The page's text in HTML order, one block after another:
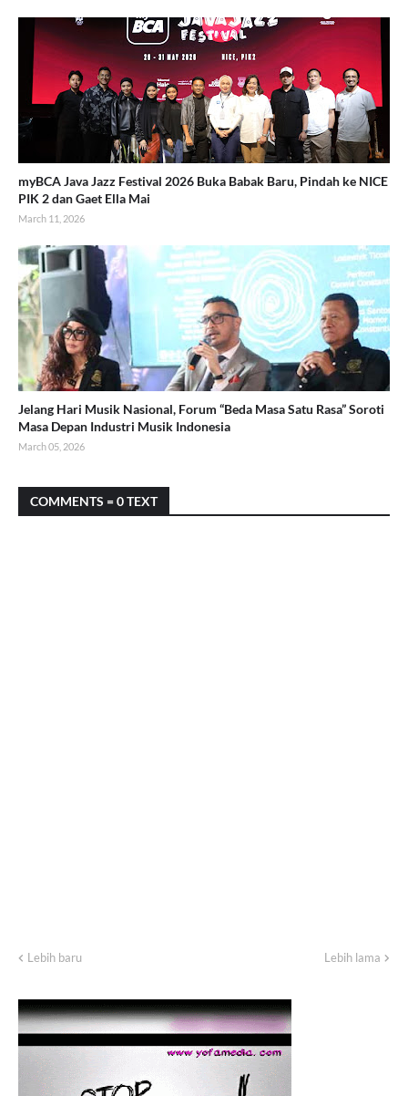
myBCA Java Jazz Festival 2026 Buka Babak Baru, Pindah ke NICE
PIK 2 dan Gaet Ella Mai
March 11, 2026
Jelang Hari Musik Nasional, Forum “Beda Masa Satu Rasa” Soroti
Masa Depan Industri Musik Indonesia
March 05, 2026
COMMENTS = 0 TEXT
Lebih baru Lebih lama